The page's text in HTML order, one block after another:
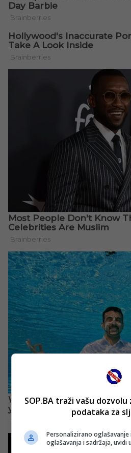
SOP.BA traži vašu
podataka za
Personalizirano oglašavanje
oglašavanja i sadržaja, uvidi